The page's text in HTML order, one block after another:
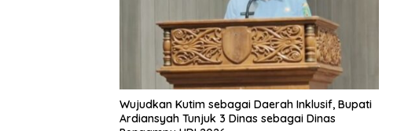
Wujudkan Kutim sebagai Daerah Inklusif, Bupati
Ardiansyah Tunjuk 3 Dinas sebagai Dinas